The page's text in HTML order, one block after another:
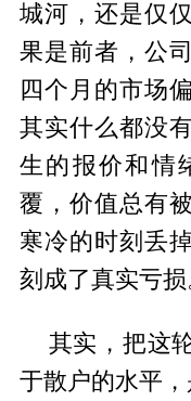
城河，还是仅
果是前者，公
四个月的市场
其实什么都没
生的报价和情
覆，价值总有
寒冷的时刻丢
刻成了真实亏损
其实，把这
于散户的水平，